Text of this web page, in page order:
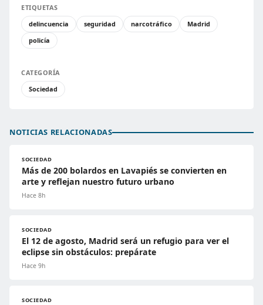
ETIQUETAS
delincuencia
seguridad narcotráfico
Madrid
policía
CATEGORÍA
Sociedad
NOTICIAS RELACIONADAS
SOCIEDAD
Más de 200 bolardos en Lavapiés se convierten en
arte y reflejan nuestro futuro urbano
Hace 8h
SOCIEDAD
El 12 de agosto, Madrid será un refugio para ver el
eclipse sin obstáculos: prepárate
Hace 9h
SOCIEDAD